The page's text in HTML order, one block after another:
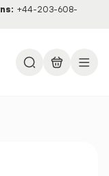
+44-203-608-